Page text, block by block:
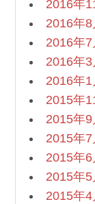
2016年
2016年8
2016年7
2016年3
2016年1
2015年
2015年9
2015年7
2015年6
2015年5
2015年4